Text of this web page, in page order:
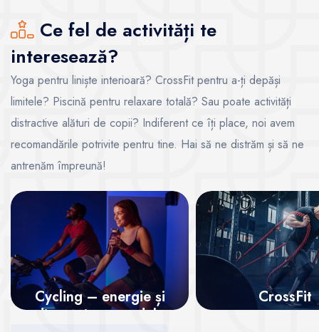
Ce fel de activități te
interesează?
Yoga pentru liniște interioară? CrossFit pentru a-ți depăși
limitele? Piscină pentru relaxare totală? Sau poate activități
distractive alături de copii? Indiferent ce îți place, noi avem
recomandările potrivite pentru tine. Hai să ne distrăm și să ne
antrenăm împreună!
Cycling – energie și
distracție pe pedale
CrossFit